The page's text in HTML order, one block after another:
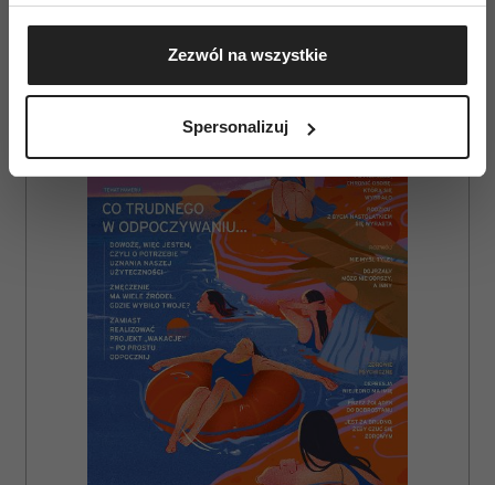
Gromadzić dane dotyczące Twojej lokalizacji
geograficznej z dokładnością nawet do kilku metrów
Identyfikować Twoje urządzenie, aktywnie
(fingerprinting, czyli wirtualny odcisk palca)
dane są przetwarzane oraz ustaw własne preferencje w
sekcji szczegółów. W Deklaracji plików cookie możesz
zmienić lub wycofać swoją zgodę w dowolnej chwili.
Wykorzystujemy pliki cookie do spersonalizowania treści
i reklam, aby oferować funkcje społecznościowe i
analizować ruch w naszej witrynie. Informacje o tym, jak
korzystasz z naszej witryny, udostępniamy partnerom
społecznościowym, reklamowym i analitycznym.
Partnerzy mogą połączyć te informacje z innymi danymi
otrzymanymi od Ciebie lub uzyskanymi podczas
Zezwól na wszystkie
Spersonalizuj